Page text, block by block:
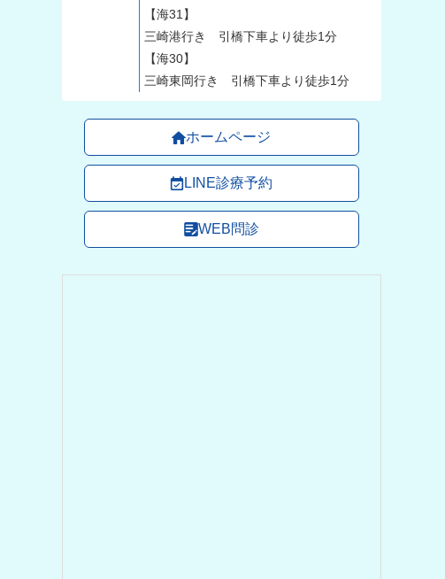
【海31】
三崎港行き 引橋下車より徒歩1分
【海30】
三崎東岡行き 引橋下車より徒歩1分
ホームページ
LINE診療予約
WEB問診